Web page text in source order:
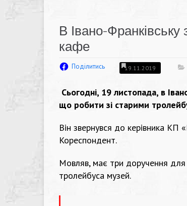
В Івано-Франківську
кафе
Поділитись 19.11.2019
Сьогодні, 19 листопада, в
що робити зі старими
Він звернувся до керівника КП
Кореспондент.
Мовляв, має три доручення
тролейбуса музей.